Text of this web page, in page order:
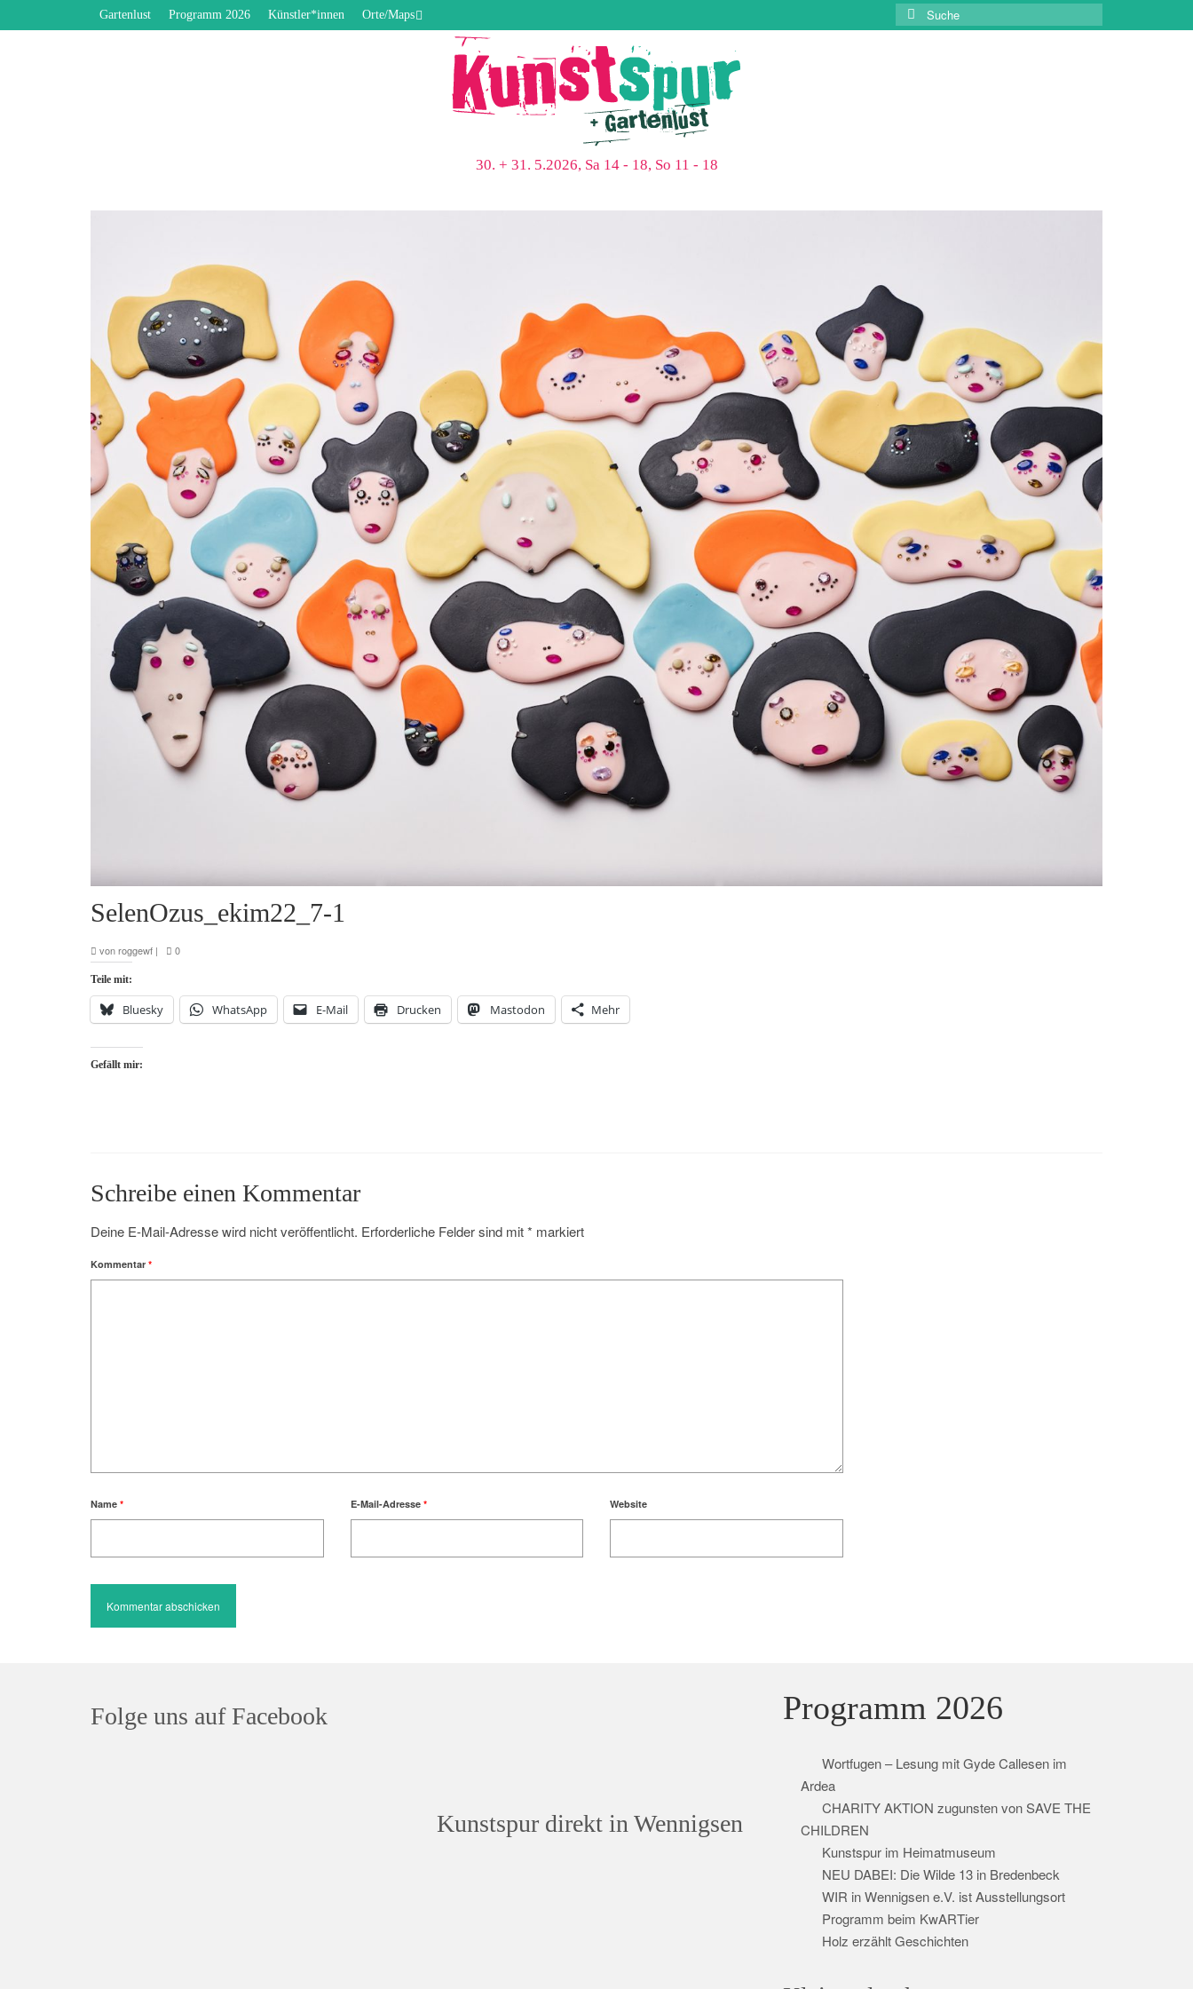
Gartenlust Programm 2026 Künstler*innen Orte/Maps
Suche
nach:
30. + 31. 5.2026, Sa 14 - 18, So 11 - 18
SelenOzus_ekim22_7-1
vonroggewf | 0
Teile mit:
Bluesky WhatsApp E-Mail Drucken Mastodon Mehr
Gefällt mir:
Schreibe einen Kommentar
Deine E-Mail-Adresse wird nicht veröffentlicht. Erforderliche Felder sind mit* markiert
Kommentar *
Name * E-Mail-Adresse * Website
Folge uns auf Facebook
Kunstspur direkt in Wennigsen
Programm 2026
Wortfugen – Lesung mit Gyde Callesen im
Ardea
CHARITY AKTION zugunsten von SAVE THE
CHILDREN
Kunstspur im Heimatmuseum
NEU DABEI: Die Wilde 13 in Bredenbeck
WIR in Wennigsen e.V. ist Ausstellungsort
Programm beim KwARTier
Holz erzählt Geschichten